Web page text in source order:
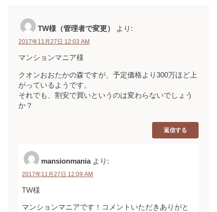
TW様（管理者で変更） より:
2017年11月27日 12:03 AM
マンションマニア様
クオンおおたかの森ですが、予定価格より300万ほど上
がっているようです。
それでも、割安で買いというのは変わらないでしょう
か？
返信する
mansionmania より:
2017年11月27日 12:09 AM
TW様
マンションマニアです！コメントいただきありがと